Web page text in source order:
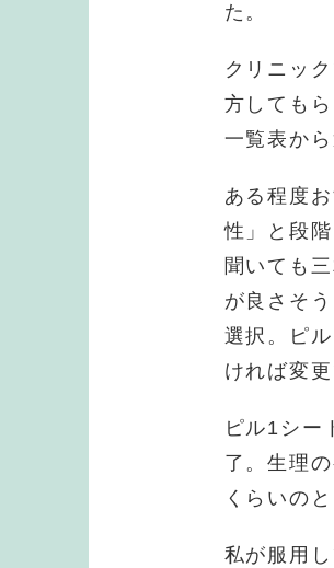
た。
クリニッ
方しても
一覧表か
ある程度
性」と段
聞いても
が良さそ
選択。ピ
ければ変
ピル1シー
了。生理
くらいの
私が服用